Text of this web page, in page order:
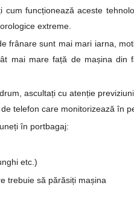
i cum funcționează aceste
extreme.
frânare sunt mai mari iarna,
mai mare față de mașina din
ascultați cu atenție
de telefon care monitorizează în
ți în portbagaj:
etc.)
trebuie să părăsiți mașina